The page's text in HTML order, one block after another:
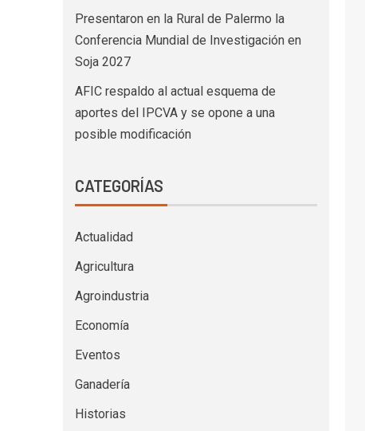
Presentaron en la Rural de Palermo la
Conferencia Mundial de Investigación en
Soja 2027
AFIC respaldo al actual esquema de
aportes del IPCVA y se opone a una
posible modificación
CATEGORÍAS
Actualidad
Agricultura
Agroindustria
Economía
Eventos
Ganadería
Historias